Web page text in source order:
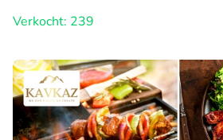
Verkocht: 239